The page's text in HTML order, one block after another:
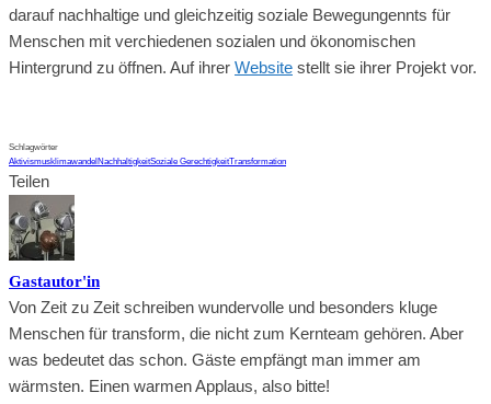
darauf nachhaltige und gleichzeitig soziale Bewegungennts für
Menschen mit verchiedenen sozialen und ökonomischen
Hintergrund zu öffnen. Auf ihrer Website stellt sie ihrer Projekt vor.
Schlagwörter
Aktivismusklimawandel NachhaltigkeitSoziale GerechtigkeitTransformation
Teilen
Gastautor'in
Von Zeit zu Zeit schreiben wundervolle und besonders kluge
Menschen für transform, die nicht zum Kernteam gehören. Aber
was bedeutet das schon. Gäste empfängt man immer am
wärmsten. Einen warmen Applaus, also bitte!